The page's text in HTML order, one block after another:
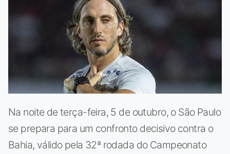
Na noite de terça-feira, 5 de outubro, o São Paulo
se prepara para um confronto decisivo contra o
Bahia, válido pela 32ª rodada do Campeonato